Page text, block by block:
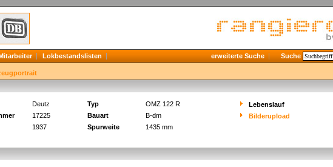
Lokbestandslisten erweiterte Suche Suche
Deutz Typ OMZ 122 R
Lebenslauf
17225 Bauart B-dm
Bilderupload
1937 Spurweite 1435 mm